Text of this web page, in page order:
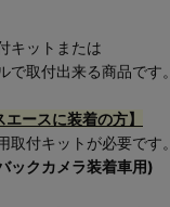
キットまたは
取付出来る商品です。
ースに装着の方】
取付キットが必要です。
ックカメラ装着車用)